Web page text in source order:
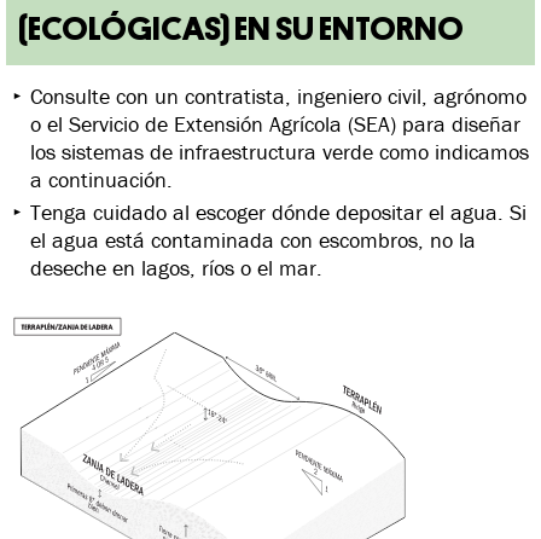
(ECOLÓGICAS) EN SU ENTORNO
Consulte con un contratista, ingeniero civil, agrónomo
o el Servicio de Extensión Agrícola (SEA) para diseñar
los sistemas de infraestructura verde como indicamos
a continuación.
Tenga cuidado al escoger dónde depositar el agua. Si
el agua está contaminada con escombros, no la
deseche en lagos, ríos o el mar.